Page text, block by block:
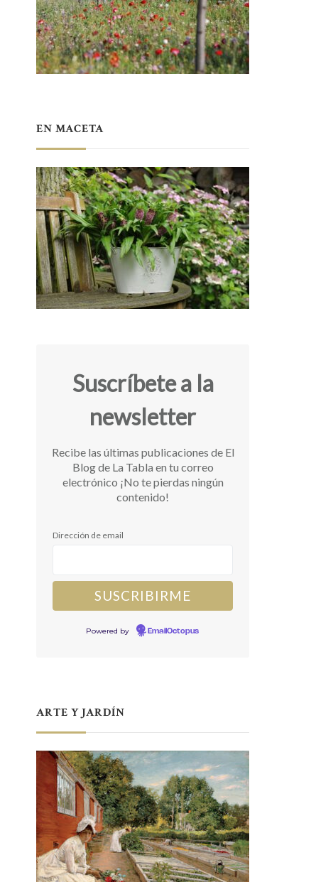
EN MACETA
Suscríbete a la
newsletter
Recibe las últimas publicaciones de El
Blog de La Tabla en tu correo
electrónico ¡No te pierdas ningún
contenido!
Dirección de email
Powered by EmailOctopus
ARTE Y JARDÍN